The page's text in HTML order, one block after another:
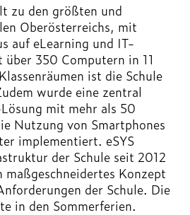
zu den größten und
Oberösterreichs, mit
auf eLearning und IT-
350 Computern in 11
ist die Schule
wurde eine zentral
mit mehr als 50
Nutzung von Smartphones
implementiert. eSYS
der Schule seit 2012
Konzept
der Schule. Die
in den Sommerferien.